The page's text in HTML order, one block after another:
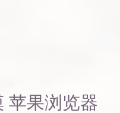
苹果浏览器